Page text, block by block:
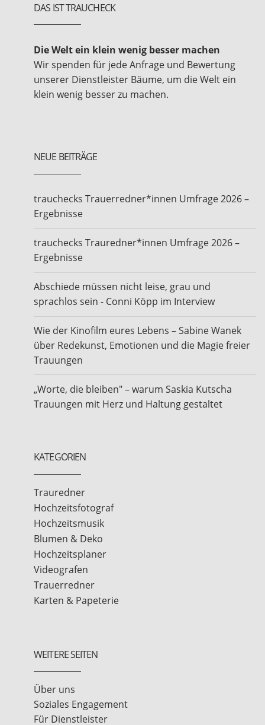
DAS IST TRAUCHECK
Die Welt ein klein wenig besser machen
Wir spenden für jede Anfrage und Bewertung
unserer Dienstleister Bäume, um die Welt ein
klein wenig besser zu machen.
NEUE BEITRÄGE
trauchecks Trauerredner*innen Umfrage 2026 –
Ergebnisse
trauchecks Trauredner*innen Umfrage 2026 –
Ergebnisse
Abschiede müssen nicht leise, grau und
sprachlos sein - Conni Köpp im Interview
Wie der Kinofilm eures Lebens – Sabine Wanek
über Redekunst, Emotionen und die Magie freier
Trauungen
„Worte, die bleiben" – warum Saskia Kutscha
Trauungen mit Herz und Haltung gestaltet
KATEGORIEN
Trauredner
Hochzeitsfotograf
Hochzeitsmusik
Blumen & Deko
Hochzeitsplaner
Videografen
Trauerredner
Karten & Papeterie
WEITERE SEITEN
Über uns
Soziales Engagement
Für Dienstleister